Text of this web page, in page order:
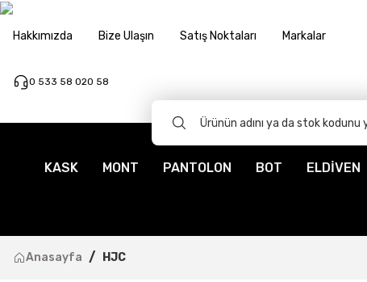
Hakkımızda Bize Ulaşın Satış Noktaları Markalar
0 533 58 020 58
KASK MONT PANTOLON BOT ELDİVEN
Anasayfa HJC